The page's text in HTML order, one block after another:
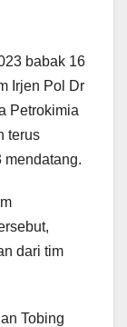
babak 16
Irjen Pol Dr
Petrokimia
terus
mendatang.
dari tim
Tobing